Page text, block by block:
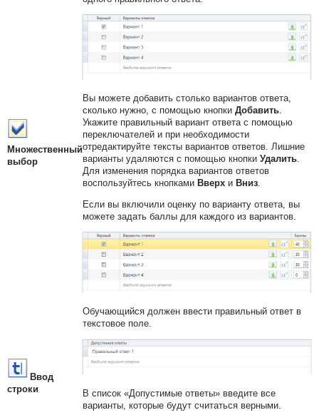
Множественный
выбор
Вы можете добавить столько вариантов ответа,
сколько нужно, с помощью кнопки Добавить.
Укажите правильный вариант ответа с помощью
переключателей и при необходимости
отредактируйте тексты вариантов ответов. Лишние
варианты удаляются с помощью кнопки Удалить.
Для изменения порядка вариантов ответов
воспользуйтесь кнопками Вверхи Вниз.
Если вы включили оценку по варианту ответа, вы
можете задать баллы для каждого из вариантов.
Ввод
строки
Обучающийся должен ввести правильный ответ в
текстовое поле.
В список «Допустимые ответы» введите все
варианты, которые будут считаться верными.